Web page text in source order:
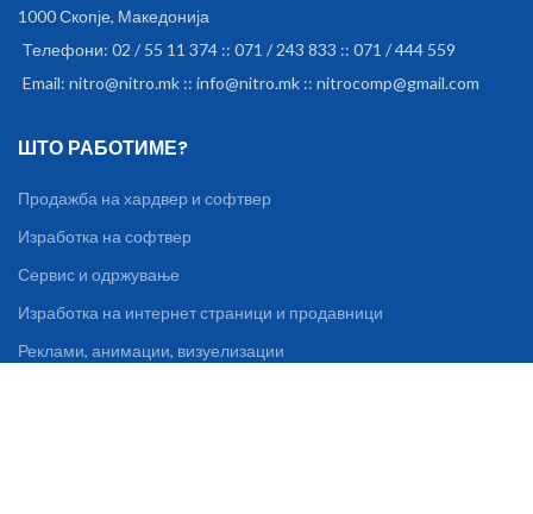
1000 Скопје, Македонија
Телефони: 02 / 55 11 374 :: 071 / 243 833 :: 071 / 444 559
Email: nitro@nitro.mk :: info@nitro.mk :: nitrocomp@gmail.com
ШТО РАБОТИМЕ?
Продажба на хардвер и софтвер
Изработка на софтвер
Сервис и одржување
Изработка на интернет страници и продавници
Реклами, анимации, визуелизации